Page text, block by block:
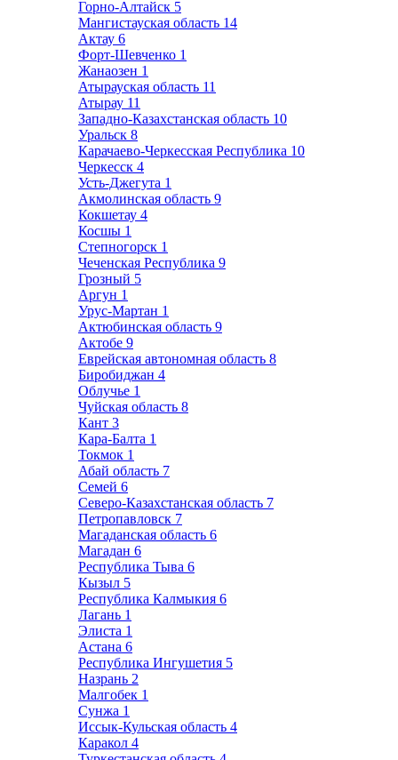
Горно-Алтайск 5
Мангистауская область 14
Актау 6
Форт-Шевченко 1
Жанаозен 1
Атырауская область 11
Атырау 11
Западно-Казахстанская область 10
Уральск 8
Карачаево-Черкесская Республика 10
Черкесск 4
Усть-Джегута 1
Акмолинская область 9
Кокшетау 4
Косшы 1
Степногорск 1
Чеченская Республика 9
Грозный 5
Аргун 1
Урус-Мартан 1
Актюбинская область 9
Актобе 9
Еврейская автономная область 8
Биробиджан 4
Облучье 1
Чуйская область 8
Кант 3
Кара-Балта 1
Токмок 1
Абай область 7
Семей 6
Северо-Казахстанская область 7
Петропавловск 7
Магаданская область 6
Магадан 6
Республика Тыва 6
Кызыл 5
Республика Калмыкия 6
Лагань 1
Элиста 1
Астана 6
Республика Ингушетия 5
Назрань 2
Малгобек 1
Сунжа 1
Иссык-Кульская область 4
Каракол 4